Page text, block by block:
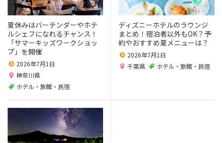
夏休みはバーテンダーやホテ
ルシェフになれるチャンス！
「サマーキッズワークショッ
プ」を開催
2026年7月1日
神奈川県
ホテル・旅館・民宿
ディズニーホテルのラウンジ
まとめ！宿泊者以外もOK？予
約やおすすめ夏メニューは？
2026年7月1日
千葉県
ホテル・旅館・民宿